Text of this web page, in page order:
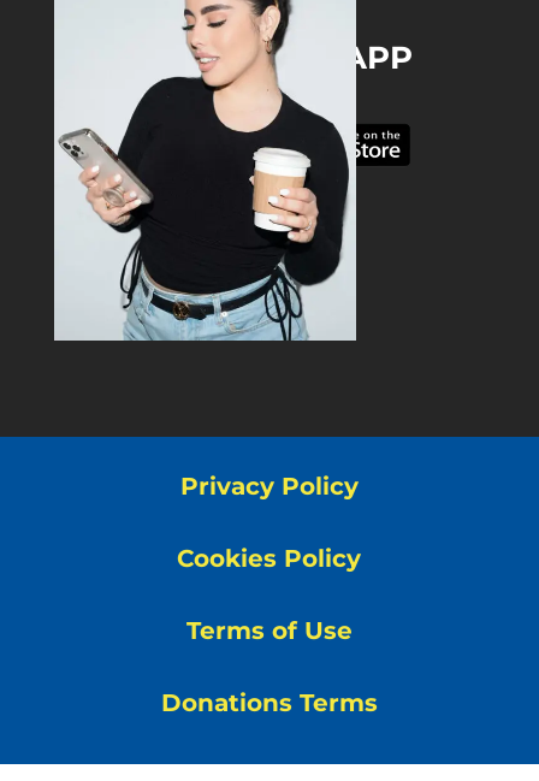
DOWNLOAD THE APP
Privacy Policy
Cookies Policy
Terms of Use
Donations Terms